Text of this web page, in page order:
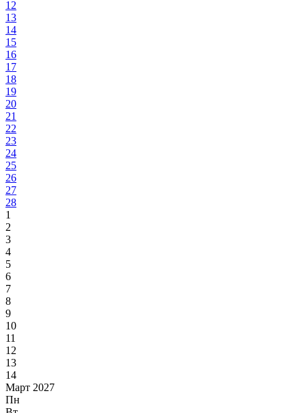
12
13
14
15
16
17
18
19
20
21
22
23
24
25
26
27
28
1
2
3
4
5
6
7
8
9
10
11
12
13
14
Март 2027
Пн